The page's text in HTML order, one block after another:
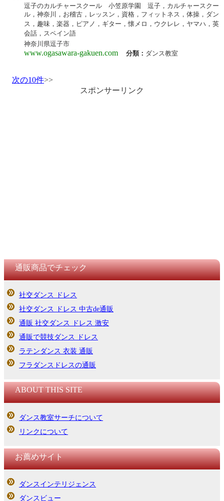
逗子のカルチャースクール 小笠原学園 逗子，カルチャースクー
ル，神奈川，お稽古，レッスン，資格，フィットネス，体操，ダン
ス，趣味，楽器，ピアノ，ギター，懐メロ，ウクレレ，ヤマハ，英
会話，スペイン語
神奈川県逗子市
www.ogasawara-gakuen.com 分類： ダンス教室
次の10件>>
スポンサーリンク
通販商品でチェック
社交ダンス ドレス
社交ダンス ドレス 中古de通販
通販 社交ダンス ドレス 激安
通販で競技ダンス ドレス
ラテンダンス 衣装 通販
フラダンスドレスの通販
ABOUT THIS SITE
ダンス教室サーチについて
リンクについて
お薦めサイト
ダンスインテリジェンス
ダンスビュー